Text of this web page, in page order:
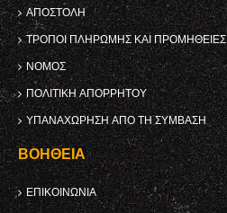
ΑΠΟΣΤΟΛΉ
ΤΡΌΠΟΙ ΠΛΗΡΩΜΉΣ ΚΑΙ ΠΡΟΜΉΘΕΙΕΣ
ΝΌΜΟΣ
ΠΟΛΙΤΙΚΉ ΑΠΟΡΡΉΤΟΥ
ΥΠΑΝΑΧΏΡΗΣΗ ΑΠΌ ΤΗ ΣΎΜΒΑΣΗ
ΒΟΉΘΕΙΑ
ΕΠΙΚΟΙΝΩΝΊΑ